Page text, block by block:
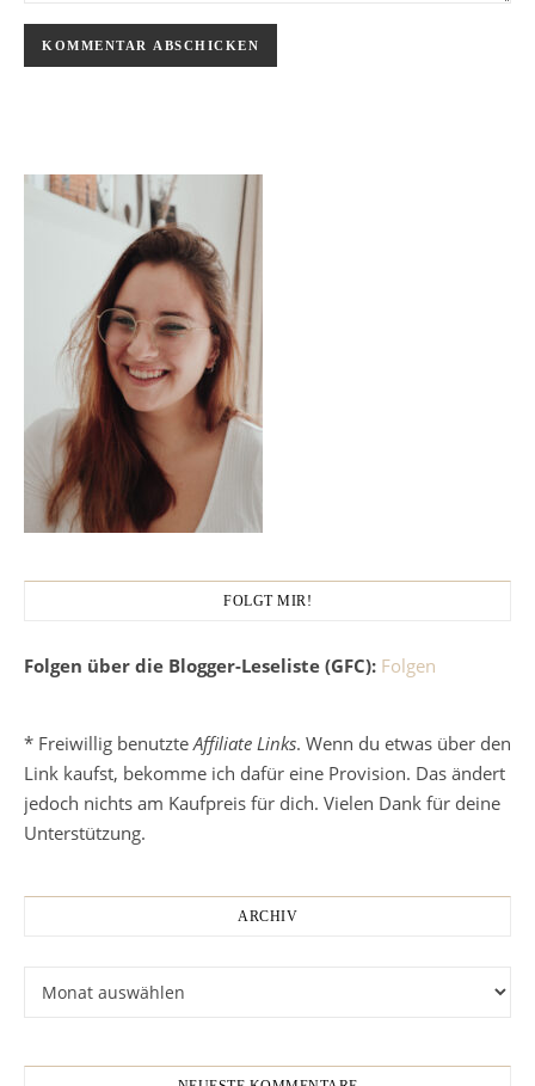
FOLGT MIR!
Folgen über die Blogger-Leseliste (GFC): Folgen
* Freiwillig benutzte Affiliate Links. Wenn du etwas über den
Link kaufst, bekomme ich dafür eine Provision. Das ändert
jedoch nichts am Kaufpreis für dich. Vielen Dank für deine
Unterstützung.
ARCHIV